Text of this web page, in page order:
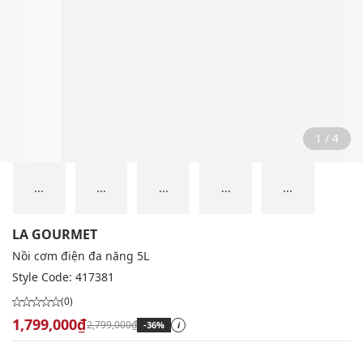
1 / 4
... ... ... ... ...
LA GOURMET
Nồi cơm điện đa năng 5L
Style Code: 417381
(0)
1,799,000₫2,799,000₫ -36% i